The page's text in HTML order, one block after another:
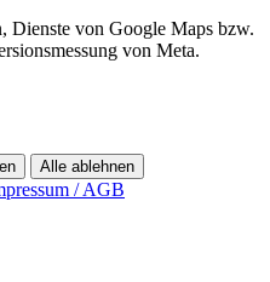
Dienste von Google Maps bzw.
von Meta.
Alle ablehnen
/ AGB